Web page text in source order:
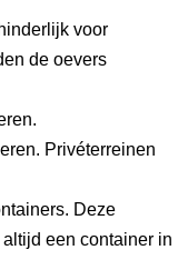
voor
de oevers
Privéterreinen
Deze
een container in